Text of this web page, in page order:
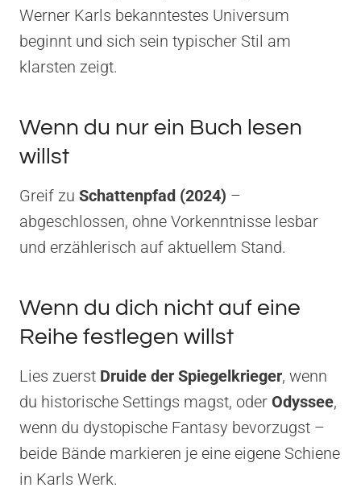
Werner Karls bekanntestes Universum
beginnt und sich sein typischer Stil am
klarsten zeigt.
Wenn du nur ein Buch lesen
willst
Greif zu Schattenpfad (2024) –
abgeschlossen, ohne Vorkenntnisse lesbar
und erzählerisch auf aktuellem Stand.
Wenn du dich nicht auf eine
Reihe festlegen willst
Lies zuerst Druide der Spiegelkrieger, wenn
du historische Settings magst, oder Odyssee,
wenn du dystopische Fantasy bevorzugst –
beide Bände markieren je eine eigene Schiene
in Karls Werk.